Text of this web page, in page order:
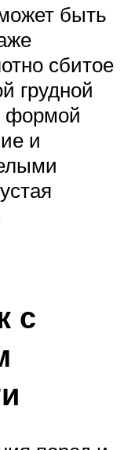
быть
сбитое
грудной
формой
и
с